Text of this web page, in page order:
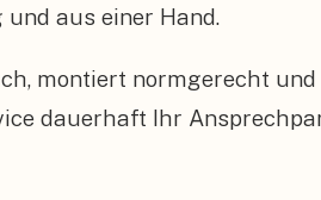
aus einer Hand.
montiert normgerecht
dauerhaft Ihr